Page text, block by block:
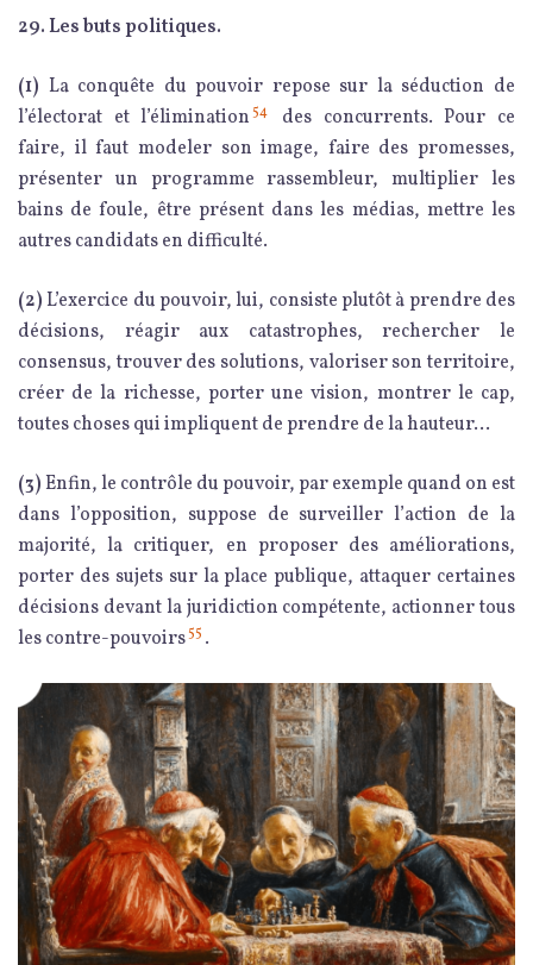
29. Les buts politiques.
(1) La conquête du pouvoir repose sur la séduction de
l’électorat et l’élimination 54
des concurrents. Pour ce
faire, il faut modeler son image, faire des promesses,
présenter un programme rassembleur, multiplier les
bains de foule, être présent dans les médias, mettre les
autres candidats en difficulté.
(2)L’exercice du pouvoir, lui, consiste plutôt à prendre des
décisions, réagir aux catastrophes, rechercher le
consensus, trouver des solutions, valoriser son territoire,
créer de la richesse, porter une vision, montrer le cap,
toutes choses qui impliquent de prendre de la hauteur…
(3)Enfin, le contrôle du pouvoir, par exemple quand on est
dans l’opposition, suppose de surveiller l’action de la
majorité, la critiquer, en proposer des améliorations,
porter des sujets sur la place publique, attaquer certaines
décisions devant la juridiction compétente, actionner tous
les contre-pouvoirs55 .